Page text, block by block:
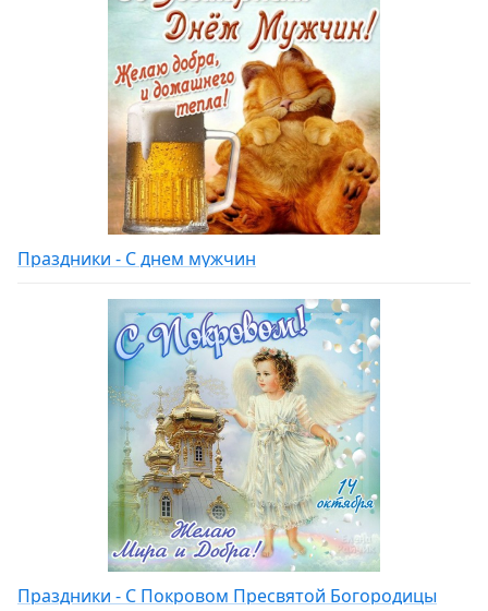
Праздники - С днем мужчин
Праздники - С Покровом Пресвятой Богородицы